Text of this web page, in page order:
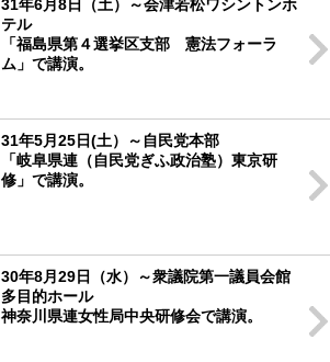
31年6月8日（土）～会津若松ワシントンホ
テル
「福島県第４選挙区支部 憲法フォーラ
ム」で講演。
31年5月25日(土）～自民党本部
「岐阜県連（自民党ぎふ政治塾）東京研
修」で講演。
30年8月29日（水）～衆議院第一議員会館
多目的ホール
神奈川県連女性局中央研修会で講演。